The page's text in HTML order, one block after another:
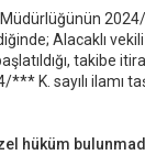
2024/
Alacaklı
takibe
K. sayılı ilamı
hüküm